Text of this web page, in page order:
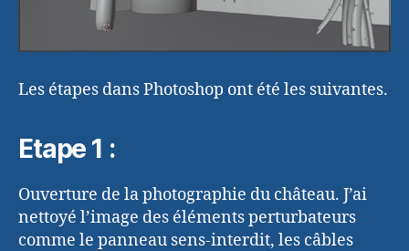
Les étapes dans Photoshop ont été les suivantes.
Etape 1 :
Ouverture de la photographie du château. J’ai
nettoyé l’image des éléments perturbateurs
comme le panneau sens-interdit, les câbles